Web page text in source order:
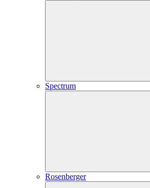
Spectrum
Rosenberger